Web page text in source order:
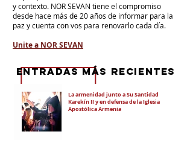
y contexto. NOR SEVAN tiene el compromiso
desde hace más de 20 años de informar para la
paz y cuenta con vos para renovarlo cada día.
Unite a NOR SEVAN
La armenidad junto a Su Santidad
Karekín II y en defensa de la Iglesia
Apostólica Armenia
eNTRADAS MÁS RECIENTES